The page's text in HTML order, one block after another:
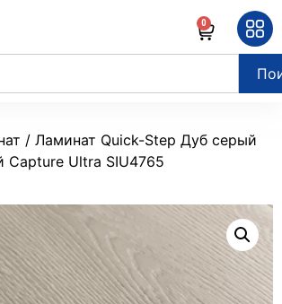
0
/ Ламинат Quick-Step Дуб серый
Capture Ultra SIU4765